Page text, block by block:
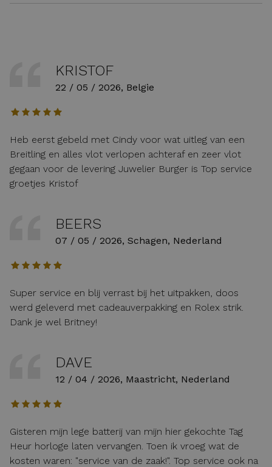
KRISTOF
22 / 05 / 2026, Belgie
Heb eerst gebeld met Cindy voor wat uitleg van een
Breitling en alles vlot verlopen achteraf en zeer vlot
gegaan voor de levering Juwelier Burger is Top service
groetjes Kristof
BEERS
07 / 05 / 2026, Schagen, Nederland
Super service en blij verrast bij het uitpakken, doos
werd geleverd met cadeauverpakking en Rolex strik.
Dank je wel Britney!
DAVE
12 / 04 / 2026, Maastricht, Nederland
Gisteren mijn lege batterij van mijn hier gekochte Tag
Heur horloge laten vervangen. Toen ik vroeg wat de
kosten waren: "service van de zaak!". Top service ook na